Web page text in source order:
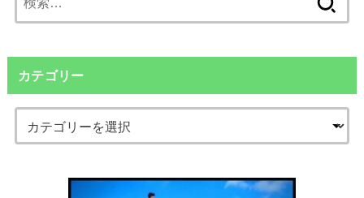
索:
カテゴリー